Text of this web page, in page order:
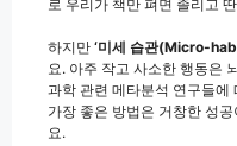
로 우리가 책만 펴면 졸리고
하지만 ‘미세 습관(Micro-
요. 아주 작고 사소한 행동은
과학 관련 메타분석 연구들에
가장 좋은 방법은 거창한 성공
요.